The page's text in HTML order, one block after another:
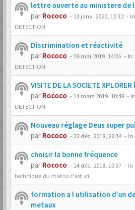
lettre ouverte au ministere de
par Rococo - 13 janv. 2020, 10:32 -
DETECTION
Discrimination et réactivité
par Rococo - 09 mai 2019, 14:06 - In :
DETECTION
VISITE DE LA SOCIETE
par Rococo - 14 mars 2019, 10:48 -
DETECTION
Nouveau réglage Deus super
par Rococo - 22 déc. 2018, 22:34 - In :
choisir la bonne fréquence
par Rococo - 14 déc. 2018, 10:37 - In :
technique du matos c'est ici.
formation a l utilisation d'un
metaux